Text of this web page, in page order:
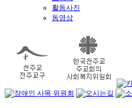
활동사진
동영상